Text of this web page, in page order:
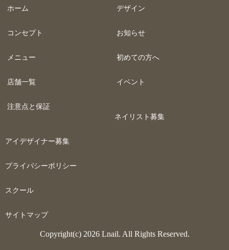
ホーム
コンセプト
メニュー
店舗一覧
注意点と保証
デザイン
お知らせ
初めての方へ
イベント
ネイリスト募集
アイデザイナー募集
プライバシーポリシー
スクール
サイトマップ
Copyright(c) 2026 Lnail. All Rights Reserved.